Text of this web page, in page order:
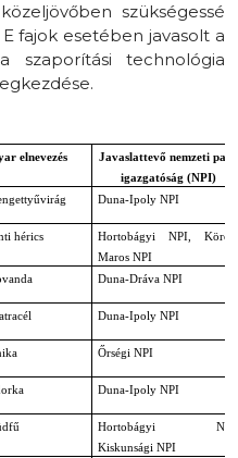
szükségessé
fajok esetében javasolt a
szaporítási technológia
elnevezés
Javaslattevő nemzeti park
igazgatóság (NPI)
Duna-Ipoly NPI
hérics
Hortobágyi NPI,
Maros NPI
Duna-Dráva NPI
Duna-Ipoly NPI
Őrségi NPI
Duna-Ipoly NPI
Hortobágyi
Kiskunsági NPI